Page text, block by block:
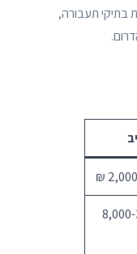
בתיקי תעבורה,